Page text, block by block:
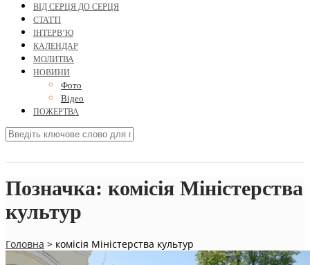
ВІД СЕРЦЯ ДО СЕРЦЯ
СТАТТІ
ІНТЕРВ’Ю
КАЛЕНДАР
МОЛИТВА
НОВИНИ
Фото
Відео
ПОЖЕРТВА
Позначка: комісія Міністерства
культур
Головна > комісія Міністерства культур